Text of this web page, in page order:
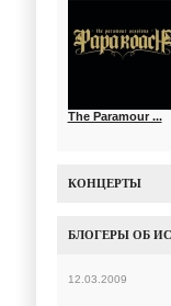
The Paramour ...
КОНЦЕРТЫ
БЛОГЕРЫ ОБ
12.03.2009